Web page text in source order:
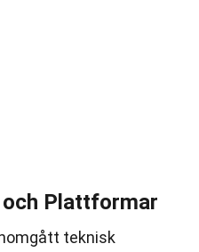
Plattformar
teknisk